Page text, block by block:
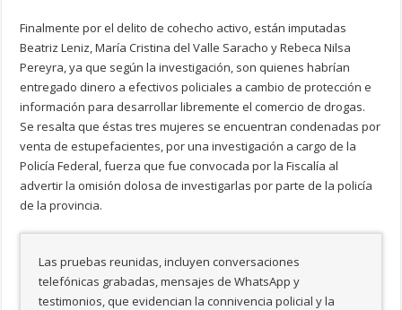
Finalmente por el delito de cohecho activo, están imputadas
Beatriz Leniz, María Cristina del Valle Saracho y Rebeca Nilsa
Pereyra, ya que según la investigación, son quienes habrían
entregado dinero a efectivos policiales a cambio de protección e
información para desarrollar libremente el comercio de drogas.
Se resalta que éstas tres mujeres se encuentran condenadas por
venta de estupefacientes, por una investigación a cargo de la
Policía Federal, fuerza que fue convocada por la Fiscalía al
advertir la omisión dolosa de investigarlas por parte de la policía
de la provincia.
Las pruebas reunidas, incluyen conversaciones
telefónicas grabadas, mensajes de WhatsApp y
testimonios, que evidencian la connivencia policial y la